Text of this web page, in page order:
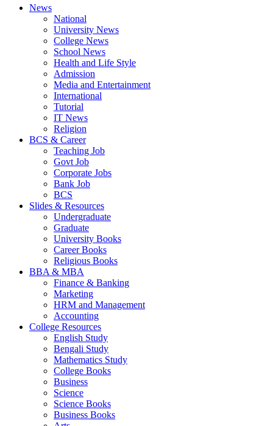
News
National
University News
College News
School News
Health and Life Style
Admission
Media and Entertainment
International
Tutorial
IT News
Religion
BCS & Career
Teaching Job
Govt Job
Corporate Jobs
Bank Job
BCS
Slides & Resources
Undergraduate
Graduate
University Books
Career Books
Religious Books
BBA & MBA
Finance & Banking
Marketing
HRM and Management
Accounting
College Resources
English Study
Bengali Study
Mathematics Study
College Books
Business
Science
Science Books
Business Books